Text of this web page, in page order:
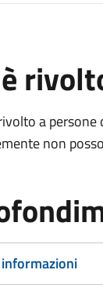
a persone
non